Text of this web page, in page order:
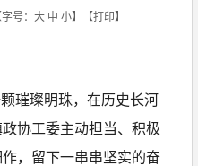
字号： 大 中 小】【打印】
璀璨明珠，在历史长河
协工委主动担当、积极
，留下一串串坚实的奋